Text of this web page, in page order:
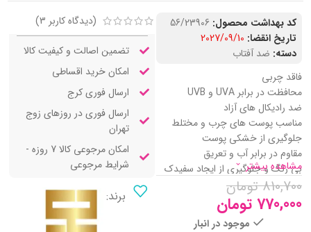
کد بهداشت محصول: 56/23906
تاریخ انقضا: 2027/09/10
دسته: ضد آفتاب
فاقد چربی
محافظت در برابر UVA و UVB
ضد رادیکال های آزاد
مناسب پوست های چرب و مختلط
جلوگیری از خشکی پوست
مقاوم در برابر آب و تعریق
بی رنگ و جلوگیری از ایجاد سفیدک
روی پوست
مشاهده بیشتر
810,700 تومان
770,000 تومان
موجود در انبار
(دیدگاه کاربر 3
)
تضمین اصالت و کیفیت کالا
امکان خرید اقساطی
ارسال فوری کرج
ارسال فوری در روزهای زوج
تهران
امکان مرجوعی کالا 7 روزه -
شرایط مرجوعی
برند: